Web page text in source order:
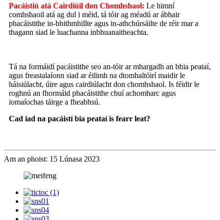
Pacáistiú atá Cairdiúil don Chomhshaol: Le himní
comhshaoil ​​atá ag dul i méid, tá tóir ag méadú ar ábhair
phacáistithe in-bhithmhillte agus in-athchúrsáilte de réir mar a
thagann siad le luachanna inbhuanaitheachta.
Tá na formáidí pacáistithe seo an-tóir ar mhargadh an bhia peataí,
agus freastalaíonn siad ar éilimh na dtomhaltóirí maidir le
háisiúlacht, úire agus cairdiúlacht don chomhshaol. Is féidir le
roghnú an fhormáid phacáistithe chuí achomharc agus
iomaíochas táirge a fheabhsú.
Cad iad na pacáistí bia peataí is fearr leat?
Am an phoist: 15 Lúnasa 2023